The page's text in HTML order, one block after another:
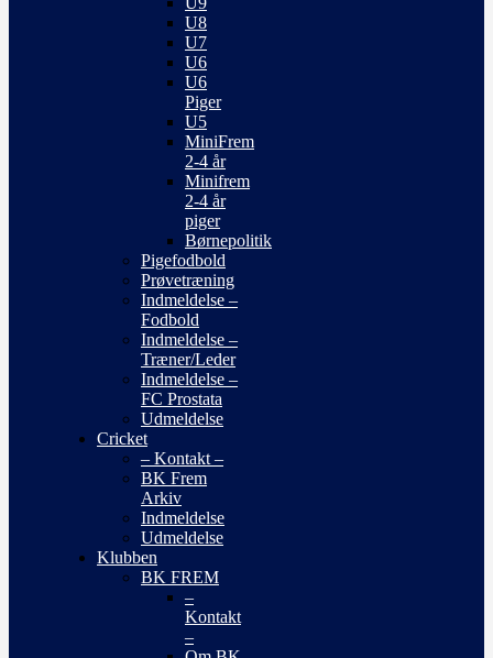
U8
U7
U6
U6
Piger
U5
MiniFrem
2-4 år
Minifrem
2-4 år
piger
Børnepolitik
Pigefodbold
Prøvetræning
Indmeldelse –
Fodbold
Indmeldelse –
Træner/Leder
Indmeldelse –
FC Prostata
Udmeldelse
Cricket
– Kontakt –
BK Frem
Arkiv
Indmeldelse
Udmeldelse
Klubben
BK FREM
–
Kontakt
–